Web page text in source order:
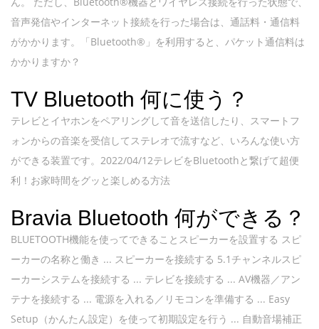
音声発信やインターネット接続を行った場合は、通話料・通信料
がかかります。「Bluetooth®」を利用すると、パケット通信料は
かかりますか？
TV Bluetooth 何に使う？
テレビとイヤホンをペアリングして音を送信したり、スマートフ
ォンからの音楽を受信してステレオで流すなど、いろんな使い方
ができる装置です。2022/04/12テレビをBluetoothと繋げて超便
利！お家時間をグッと楽しめる方法
Bravia Bluetooth 何ができる？
BLUETOOTH機能を使ってできることスピーカーを設置する スピ
ーカーの名称と働き ... スピーカーを接続する 5.1チャンネルスピ
ーカーシステムを接続する ... テレビを接続する ... AV機器／アン
テナを接続する ... 電源を入れる／リモコンを準備する ... Easy
Setup（かんたん設定）を使って初期設定を行う ... 自動音場補正